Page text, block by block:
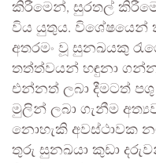
කිරීමෙන්, සුරතල්
විය යුතුය. විශේෂයෙන්
අතරමං වූ සුනඛයකු
තත්ත්වයන් හඳුනා
එන්නත් ලබා දීමටත්
මුලින් ලබා ගැනීම
නොහැකි අවස්ථාවක
තුරු සුනඛයා කුඩා